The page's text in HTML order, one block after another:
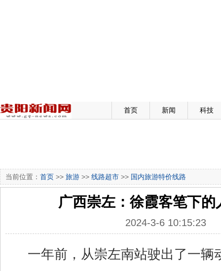
首页 新闻 科技
当前位置： 首页 >> 旅游 >> 线路超市 >> 国内旅游特价线路
广西崇左：徐霞客笔下的
2024-3-6 10:15:23
一年前，从崇左南站驶出了一辆